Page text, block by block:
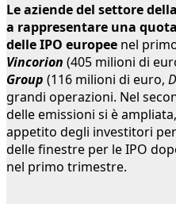
Le aziende del settore
a rappresentare una
delle IPO europee nel
Vincorion (405 milioni di
Group (116 milioni di euro,
grandi operazioni. Nel
delle emissioni si è
appetito degli investitori
delle finestre per le IPO
nel primo trimestre.